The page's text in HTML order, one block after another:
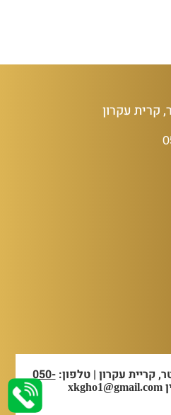
קרית עקרון
קריית עקרון | טלפון:050-
xkgho1@gmail.com